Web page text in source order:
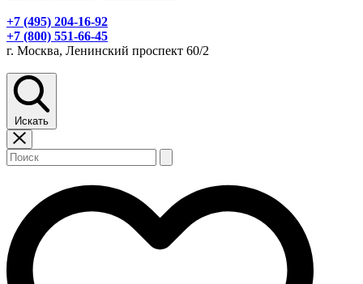
+7 (495) 204-16-92
+7 (800) 551-66-45
г. Москва, Ленинский проспект 60/2
Искать